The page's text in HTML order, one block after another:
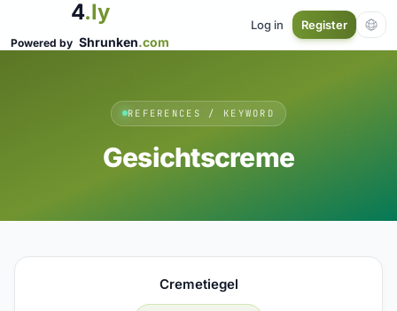
4.ly
Powered by Shrunken.com
Log in Register
REFERENCES / KEYWORD
Gesichtscreme
Cremetiegel